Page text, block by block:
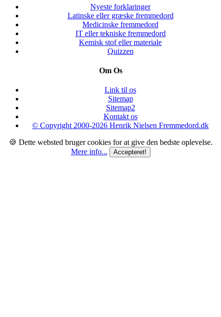
Nyeste forklaringer
Latinske eller græske fremmedord
Medicinske fremmedord
IT eller tekniske fremmedord
Kemisk stof eller materiale
Quizzen
Om Os
Link til os
Sitemap
Sitemap2
Kontakt os
© Copyright 2000-2026 Henrik Nielsen Fremmedord.dk
🍪 Dette websted bruger cookies for at give den bedste oplevelse.
Mere info...
Accepteret!